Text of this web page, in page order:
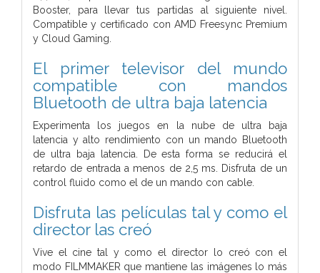
Booster, para llevar tus partidas al siguiente nivel.
Compatible y certificado con AMD Freesync Premium
y Cloud Gaming.
El primer televisor del mundo
compatible con mandos
Bluetooth de ultra baja latencia
Experimenta los juegos en la nube de ultra baja
latencia y alto rendimiento con un mando Bluetooth
de ultra baja latencia. De esta forma se reducirá el
retardo de entrada a menos de 2,5 ms. Disfruta de un
control fluido como el de un mando con cable.
Disfruta las películas tal y como el
director las creó
Vive el cine tal y como el director lo creó con el
modo FILMMAKER que mantiene las imágenes lo más